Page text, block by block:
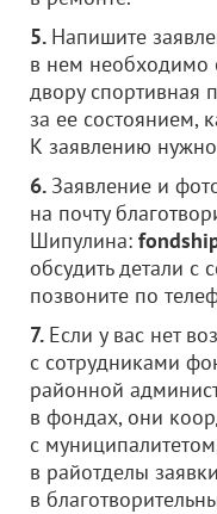
5. Напишите
в нем необходимо
двору спортивная
за ее состоянием,
К заявлению
6. Заявление и
на почту
Шипулина:
обсудить детали с
позвоните по
7. Если у вас нет
с сотрудниками
районной
в фондах, они
с
в райотделы
в